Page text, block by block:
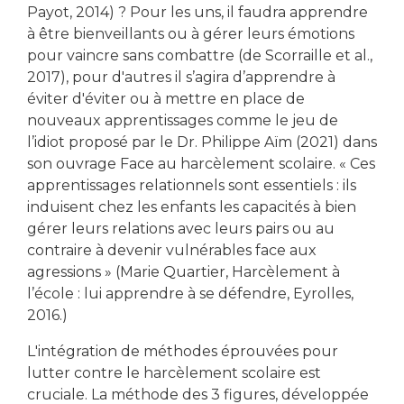
Payot, 2014) ? Pour les uns, il faudra apprendre
à être bienveillants ou à gérer leurs émotions
pour vaincre sans combattre (de Scorraille et al.,
2017), pour d'autres il s’agira d’apprendre à
éviter d'éviter ou à mettre en place de
nouveaux apprentissages comme le jeu de
l’idiot proposé par le Dr. Philippe Aïm (2021) dans
son ouvrage Face au harcèlement scolaire. « Ces
apprentissages relationnels sont essentiels : ils
induisent chez les enfants les capacités à bien
gérer leurs relations avec leurs pairs ou au
contraire à devenir vulnérables face aux
agressions » (Marie Quartier, Harcèlement à
l’école : lui apprendre à se défendre, Eyrolles,
2016.)
L'intégration de méthodes éprouvées pour
lutter contre le harcèlement scolaire est
cruciale. La méthode des 3 figures, développée